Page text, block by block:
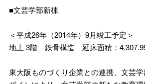
■文芸学部新棟
＜平成26年（2014年）9月竣工予定＞
地上 3階 鉄骨構造 延床面積：
東大阪ものづくり企業との連携、文芸